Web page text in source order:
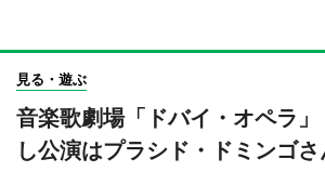
見る・遊ぶ
音楽歌劇場「ドバイ・オペラ
し公演はプラシド・ドミンゴさ